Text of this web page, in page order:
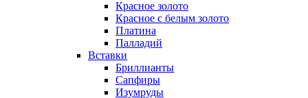
Красное золото
Красное с белым золото
Платина
Палладий
Вставки
Бриллианты
Сапфиры
Изумруды